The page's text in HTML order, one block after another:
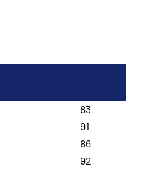
83
91
86
92